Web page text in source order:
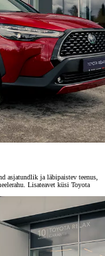
asjatundlik ja läbipaistev teenus,
Lisateavet küsi Toyota